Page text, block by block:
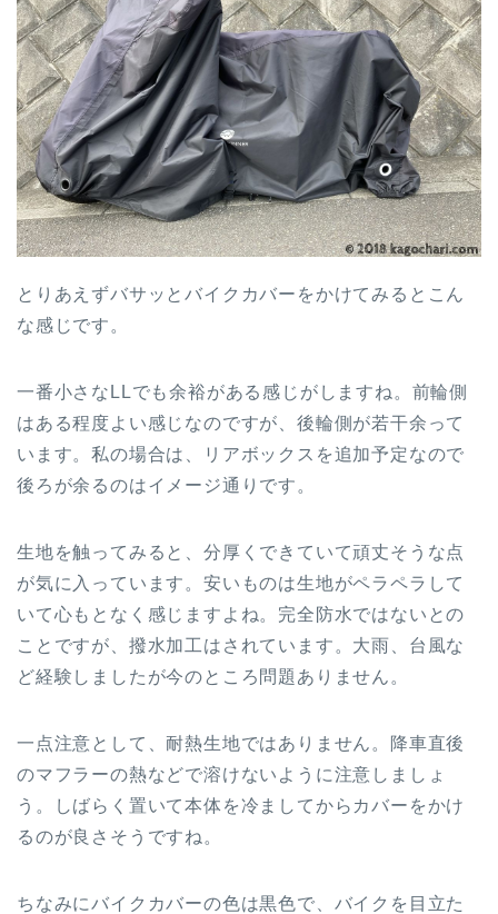
とりあえずバサッとバイクカバーをかけてみるとこん
な感じです。
一番小さなLLでも余裕がある感じがしますね。前輪側
はある程度よい感じなのですが、後輪側が若干余って
います。私の場合は、リアボックスを追加予定なので
後ろが余るのはイメージ通りです。
生地を触ってみると、分厚くできていて頑丈そうな点
が気に入っています。安いものは生地がペラペラして
いて心もとなく感じますよね。完全防水ではないとの
ことですが、撥水加工はされています。大雨、台風な
ど経験しましたが今のところ問題ありません。
一点注意として、耐熱生地ではありません。降車直後
のマフラーの熱などで溶けないように注意しましょ
う。しばらく置いて本体を冷ましてからカバーをかけ
るのが良さそうですね。
ちなみにバイクカバーの色は黒色で、バイクを目立た